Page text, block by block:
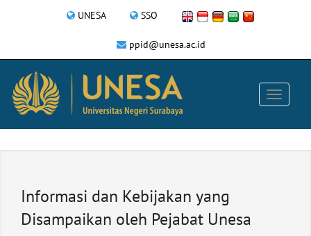
UNESA SSO
ppid@unesa.ac.id
Informasi dan Kebijakan yang
Disampaikan oleh Pejabat Unesa